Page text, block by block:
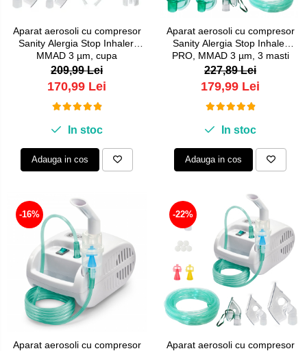
Aparat aerosoli cu compresor
Sanity Alergia Stop Inhaler,
MMAD 3 µm, cupa
medicamente 10 ml
209,99 Lei
170,99 Lei
In stoc
Adauga in cos
Aparat aerosoli cu compresor
Sanity Alergia Stop Inhaler
PRO, MMAD 3 µm, 3 masti
(adulti, copii si bebelusi)
227,89 Lei
179,99 Lei
In stoc
Adauga in cos
-16%
Aparat aerosoli cu compresor
-22%
Aparat aerosoli cu compresor